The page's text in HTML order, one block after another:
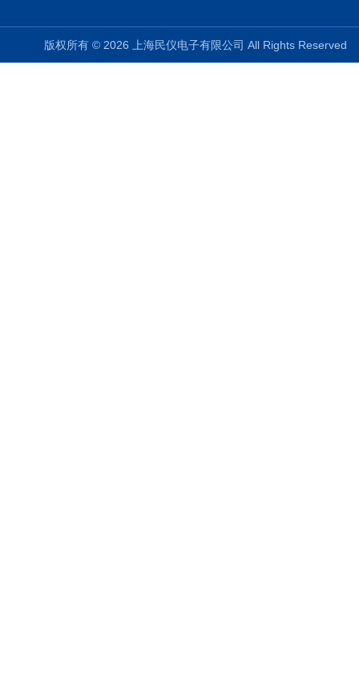
版权所有 © 2026 上海民仪电子有限公司 All Rights